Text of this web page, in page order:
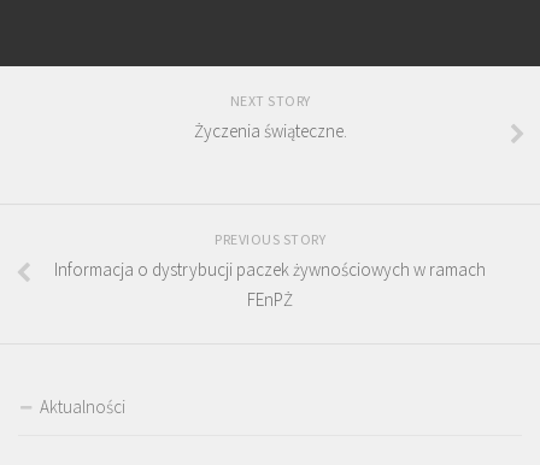
NEXT STORY
Życzenia świąteczne.
PREVIOUS STORY
Informacja o dystrybucji paczek żywnościowych w ramach
FEnPŻ
Aktualności